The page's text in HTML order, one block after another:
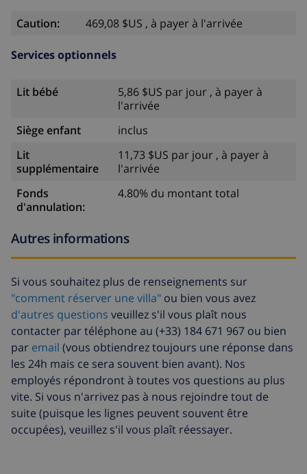
Caution: 469,08 $US , à payer à l'arrivée
Services optionnels
Lit bébé
5,86 $US par jour , à payer à
l'arrivée
Siège enfant
inclus
Lit
supplémentaire
11,73 $US par jour , à payer à
l'arrivée
Fonds
d'annulation:
4.80% du montant total
Autres informations
Si vous souhaitez plus de renseignements sur
"comment réserver une villa" ou bien vous avez
d'autres questions veuillez s'il vous plaît nous
contacter par téléphone au (+33) 184 671 967 ou bien
par email (vous obtiendrez toujours une réponse dans
les 24h mais ce sera souvent bien avant). Nos
employés répondront à toutes vos questions au plus
vite. Si vous n'arrivez pas à nous rejoindre tout de
suite (puisque les lignes peuvent souvent être
occupées), veuillez s'il vous plaît réessayer.